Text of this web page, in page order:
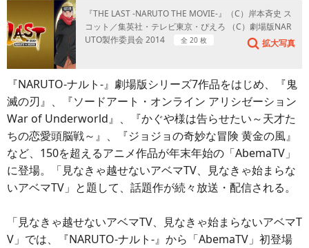
『THE LAST -NARUTO THE MOVIE-』（C）岸本斉史 ス
コット／集英社・テレビ東京・ぴえろ （C）劇場版NAR
UTO製作委員会 2014
全 20 枚 拡大写真
『NARUTO-ナルト-』劇場版シリーズ7作品をはじめ、『鬼
滅の刃』、『ソードアート・オンライン アリシゼーション
War of Underworld』、『かぐや様は告らせたい～天才た
ちの恋愛頭脳戦～』、『ジョジョの奇妙な冒険 黄金の風』
など、150を超えるアニメ作品が年末年始の「AbemaTV」
に登場。「見なきゃ越せないアベマTV、見なきゃ始まらな
いアベマTV」と題して、話題作が続々放送・配信される。
「見なきゃ越せないアベマTV、見なきゃ始まらないアベマT
V」では、『NARUTO-ナルト-』から「AbemaTV」初登場